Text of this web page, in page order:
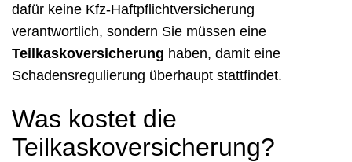
dafür keine Kfz-Haftpflichtversicherung
verantwortlich, sondern Sie müssen eine
Teilkaskoversicherung haben, damit eine
Schadensregulierung überhaupt stattfindet.
Was kostet die
Teilkaskoversicherung?